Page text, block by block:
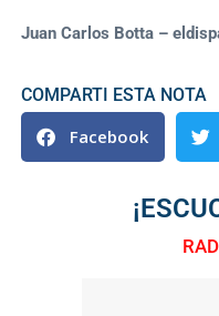
Juan Carlos Botta –
COMPARTI ESTA NOTA
Facebook